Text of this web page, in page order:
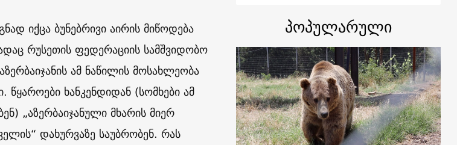
იქცა ბუნებრივი აირის მიწოდება
რუსეთის ფედერაციის სამშვიდობო
ამ ნაწილის მოსახლეობა
ხანკენდიდან (სომხები ამ
„აზერბაიჯანული მხარის მიერ
დახურვაზე საუბრობენ. რას
პოპულარული